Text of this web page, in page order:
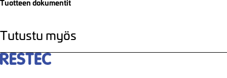
Tuotteen dokumentit
Tutustu myös